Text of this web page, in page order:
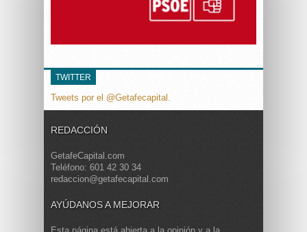
TWITTER
Tweets por el @Getafecapital.
REDACCIÓN
GetafeCapital.com
Teléfono: 601 42 30 34
redaccion@getafecapital.com
AYÚDANOS A MEJORAR